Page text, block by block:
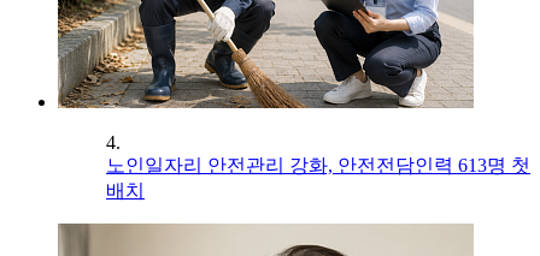
4.
노인일자리 안전관리 강화, 안전전담인력 613명 첫
배치